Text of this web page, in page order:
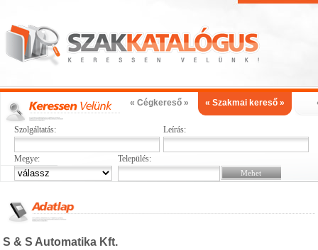
« Cégkereső » « Szakmai kereső »
Szolgáltatás: Leírás:
Megye: Település:
S & S Automatika Kft.